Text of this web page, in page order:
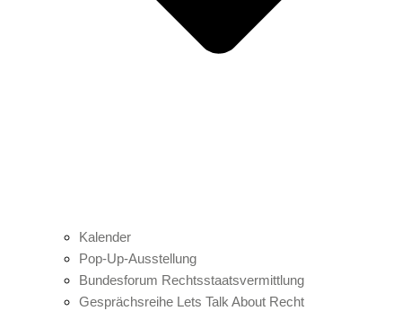
Kalender
Pop-Up-Ausstellung
Bundesforum Rechtsstaatsvermittlung
Gesprächsreihe Lets Talk About Recht